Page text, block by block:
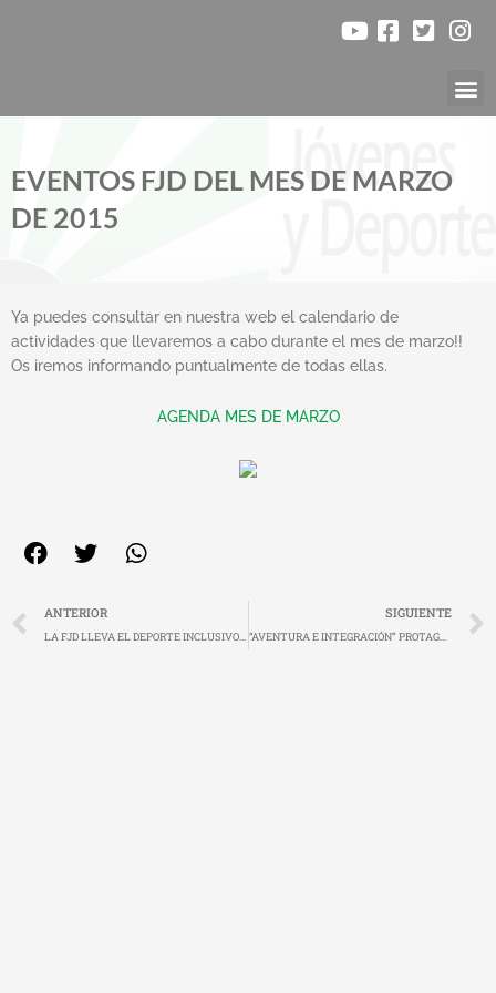
EVENTOS FJD DEL MES DE MARZO
DE 2015
Ya puedes consultar en nuestra web el calendario de
actividades que llevaremos a cabo durante el mes de marzo!!
Os iremos informando puntualmente de todas ellas.
AGENDA MES DE MARZO
Ant
ANTERIOR
LA FJD LLEVA EL DEPORTE INCLUSIVO A CÁCERES Y VILLAFRANCA DE LOS BARROS
SIGUIENTE
“AVENTURA E INTEGRACIÓN” PROTAGONISTA DE LA SEMANA EN LA FJD